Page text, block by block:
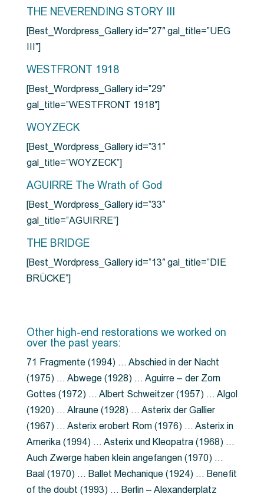
THE NEVERENDING STORY III
[Best_Wordpress_Gallery id=”27″ gal_title=”UEG
III”]
WESTFRONT 1918
[Best_Wordpress_Gallery id=”29″
gal_title=”WESTFRONT 1918″]
WOYZECK
[Best_Wordpress_Gallery id=”31″
gal_title=”WOYZECK”]
AGUIRRE The Wrath of God
[Best_Wordpress_Gallery id=”33″
gal_title=”AGUIRRE”]
THE BRIDGE
[Best_Wordpress_Gallery id=”13″ gal_title=”DIE
BRÜCKE”]
Other high-end restorations we worked on
over the past years:
71 Fragmente (1994) … Abschied in der Nacht
(1975) … Abwege (1928) … Aguirre – der Zorn
Gottes (1972) … Albert Schweitzer (1957) … Algol
(1920) … Alraune (1928) … Asterix der Gallier
(1967) … Asterix erobert Rom (1976) … Asterix in
Amerika (1994) … Asterix und Kleopatra (1968) …
Auch Zwerge haben klein angefangen (1970) …
Baal (1970) … Ballet Mechanique (1924) … Benefit
of the doubt (1993) … Berlin – Alexanderplatz